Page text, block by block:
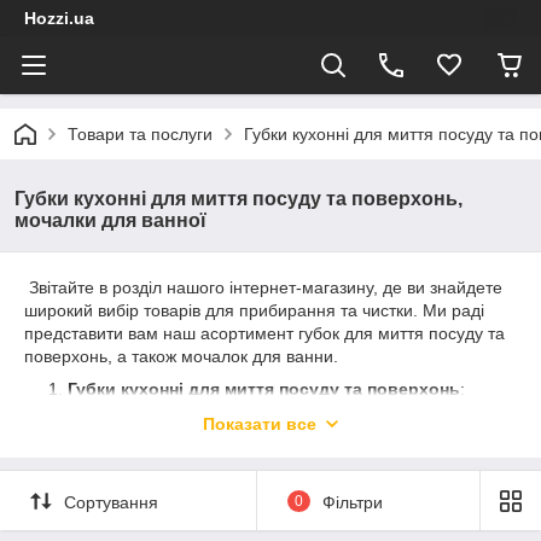
Hozzi.ua
Товари та послуги Губки кухонні для миття посуду та
Губки кухонні для миття посуду та поверхонь,
мочалки для ванної
Звітайте в розділ нашого інтернет-магазину, де ви знайдете
широкий вибір товарів для прибирання та чистки. Ми раді
представити вам наш асортимент губок для миття посуду та
поверхонь, а також мочалок для ванни.
Губки кухонні для миття посуду та поверхонь:
прибирання в кухні. Вони виготовлені з високоякісних
залишків їжі та забруднень з посуду та поверхонь,
зберігаючи при цьому їх блиск і чистоту.
Показати все
Сортування 0 Фільтри